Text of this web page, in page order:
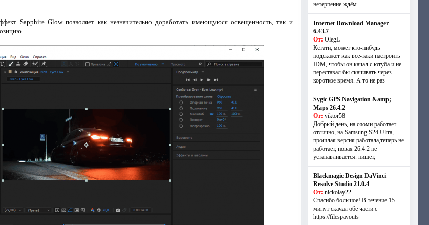
Sapphire Glow позволяет как незначительно доработать имеющуюся освещенность, так и
нетерпение ждём
Internet Download Manager
6.43.7
От: OlegL
Кстати, может кто-нибудь
подскажет как все-таки настроить
IDM, чтобы он качал с ютуба и не
переставал бы скачивать через
короткое время. А то не раз
Sygic GPS Navigation &amp;
Maps 26.4.2
От: viktor58
Добрый день, на сяоми работает
отлично, на Samsung S24 Ultra,
прошлая версия работала,теперь не
работает, новая 26.4.2 не
устанавливается. пишет,
Blackmagic Design DaVinci
Resolve Studio 21.0.4
От: nickolay22
Спасибо большое! В течение 15
минут скачал обе части с
https://filespayouts